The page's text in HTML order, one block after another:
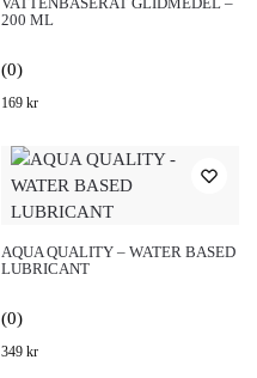
200 ML
(0)
169 kr
AQUA QUALITY – WATER BASED
LUBRICANT
(0)
349 kr